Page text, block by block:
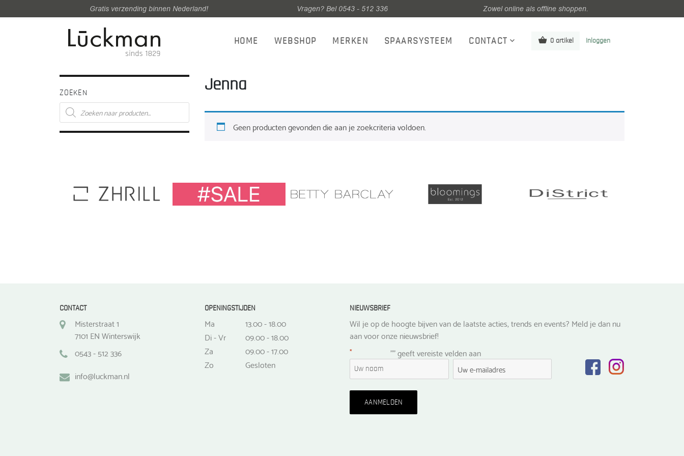
Gratis verzending binnen Nederland! Vragen? Bel 0543 - 512 336 Zowel online als offline shoppen.
HOME WEBSHOP MERKEN SPAARSYSTEEM CONTACT 0 artikel Inloggen
ZOEKEN
Producten
zoeken
Jenna
Geen producten gevonden die aan je zoekcriteria voldoen.
CONTACT
Misterstraat 1
7101 EN Winterswijk
0543 - 512 336
info@luckman.nl
OPENINGSTIJDEN
Ma
13.00 - 18.00
Di - Vr
09.00 - 18.00
Za
09.00 - 17.00
Zo
Gesloten
NIEUWSBRIEF
Wil je op de hoogte bijven van de laatste acties, trends en events? Meld je dan nu
aan voor onze nieuwsbrief!
"
* " geeft vereiste velden aan